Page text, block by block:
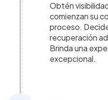
Obtén
comienzan su
proceso.
recuperación
Brinda una
excepcional.